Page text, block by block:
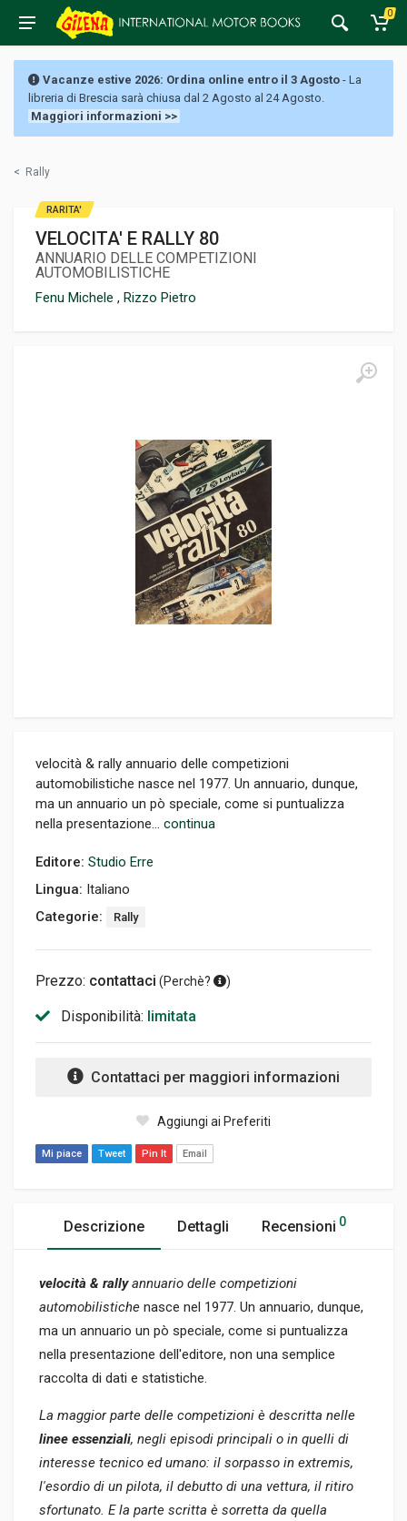
0
Vacanze estive 2026: Ordina online entro il 3 Agosto - La
libreria di Brescia sarà chiusa dal 2 Agosto al 24 Agosto.
Maggiori informazioni >>
< Rally
VELOCITA' E RALLY 80
ANNUARIO DELLE COMPETIZIONI
AUTOMOBILISTICHE
Fenu Michele , Rizzo Pietro
velocità & rally annuario delle competizioni
automobilistiche nasce nel 1977. Un annuario, dunque,
ma un annuario un pò speciale, come si puntualizza
nella presentazione... continua
Editore: Studio Erre
Lingua: Italiano
Categorie:
Rally
RARITA'
Prezzo: contattaci (Perchè? )
Disponibilità: limitata
Contattaci per maggiori informazioni
Aggiungi ai Preferiti
Mi piace Tweet Pin It Email
Descrizione Dettagli Recensioni 0
velocità & rallyannuario delle competizioni
automobilistiche nasce nel 1977. Un annuario, dunque,
ma un annuario un pò speciale, come si puntualizza
nella presentazione dell'editore, non una semplice
raccolta di dati e statistiche.
La maggior parte delle competizioni è descritta nelle
linee essenziali, negli episodi principali o in quelli di
interesse tecnico ed umano: il sorpasso in extremis,
l'esordio di un pilota, il debutto di una vettura, il ritiro
sfortunato. E la parte scritta è sorretta da quella